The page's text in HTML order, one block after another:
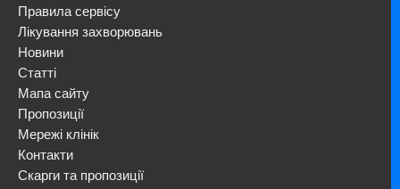
Правила сервісу
Лікування захворювань
Новини
Статті
Мапа сайту
Пропозиції
Мережі клінік
Контакти
Скарги та пропозиції